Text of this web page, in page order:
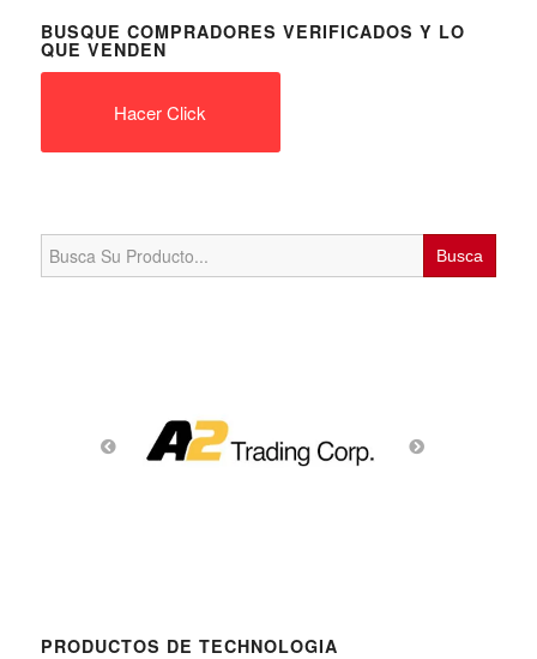
BUSQUE COMPRADORES VERIFICADOS Y LO
QUE VENDEN
Hacer Click
Search
for:
PRODUCTOS DE TECHNOLOGIA